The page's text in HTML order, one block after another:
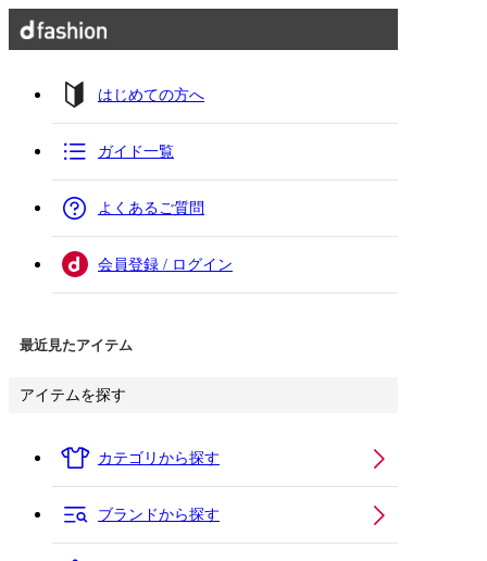
はじめての方へ
ガイド一覧
よくあるご質問
会員登録 / ログイン
最近見たアイテム
アイテムを探す
カテゴリから探す
ブランドから探す